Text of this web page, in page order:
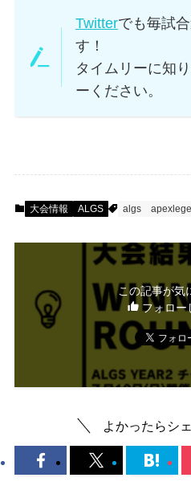
Twitterでも毎試
す！
タイムリーに知
ーください。
大会情報 ALGS algs
この記事が気
フォロー
よかったらシ